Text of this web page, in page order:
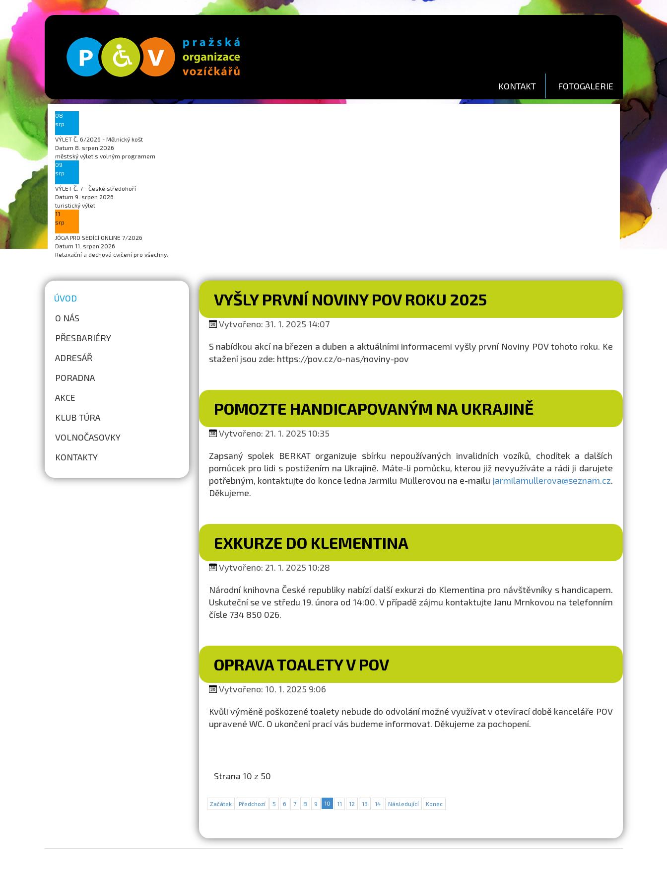
KONTAKT FOTOGALERIE
08
srp
VÝLET Č. 6/2026 - Mělnický košt
Datum 8. srpen 2026
městský výlet s volným programem
09
srp
VÝLET Č. 7 - České středohoří
Datum 9. srpen 2026
turistický výlet
11
srp
JÓGA PRO SEDÍCÍ ONLINE 7/2026
Datum 11. srpen 2026
Relaxační a dechová cvičení pro všechny.
ÚVOD
O NÁS
PŘESBARIÉRY
ADRESÁŘ
PORADNA
AKCE
KLUB TÚRA
VOLNOČASOVKY
KONTAKTY
VYŠLY PRVNÍ NOVINY POV ROKU 2025
Vytvořeno: 31. 1. 2025 14:07
S nabídkou akcí na březen a duben a aktuálními informacemi vyšly první Noviny POV tohoto roku. Ke
stažení jsou zde: https://pov.cz/o-nas/noviny-pov
POMOZTE HANDICAPOVANÝM NA UKRAJINĚ
Vytvořeno: 21. 1. 2025 10:35
Zapsaný spolek BERKAT organizuje sbírku nepoužívaných invalidních vozíků, chodítek a dalších
pomůcek pro lidi s postižením na Ukrajině. Máte-li pomůcku, kterou již nevyužíváte a rádi ji darujete
potřebným, kontaktujte do konce ledna Jarmilu Müllerovou na e-mailu jarmilamullerova@seznam.cz.
Děkujeme.
EXKURZE DO KLEMENTINA
Vytvořeno: 21. 1. 2025 10:28
Národní knihovna České republiky nabízí další exkurzi do Klementina pro návštěvníky s handicapem.
Uskuteční se ve středu 19. února od 14:00. V případě zájmu kontaktujte Janu Mrnkovou na telefonním
čísle 734 850 026.
OPRAVA TOALETY V POV
Vytvořeno: 10. 1. 2025 9:06
Kvůli výměně poškozené toalety nebude do odvolání možné využívat v otevírací době kanceláře POV
upravené WC. O ukončení prací vás budeme informovat. Děkujeme za pochopení.
Strana 10 z 50
Začátek Předchozí 5 6 7 8 9 10 11 12 13 14 Následující Konec